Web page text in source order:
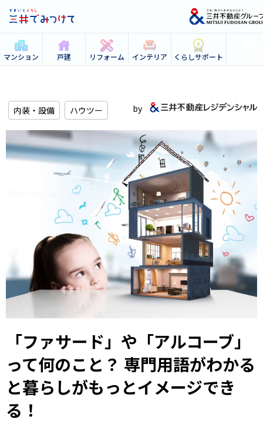
マンション 戸建 リフォーム インテリア くらしサポート
内装・設備 ハウツー
「ファサード」や「アルコーブ」
って何のこと？ 専門用語がわかる
と暮らしがもっとイメージでき
る！